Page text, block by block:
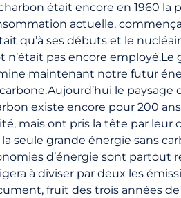
était encore en 1960 la
actuelle,
qu’à ses débuts et le
n’était pas encore
maintenant notre futur
le
existe encore pour 200
mais ont pris la tête par leur
seule grande énergie sans
d’énergie sont partout
à diviser par deux les
fruit des trois années